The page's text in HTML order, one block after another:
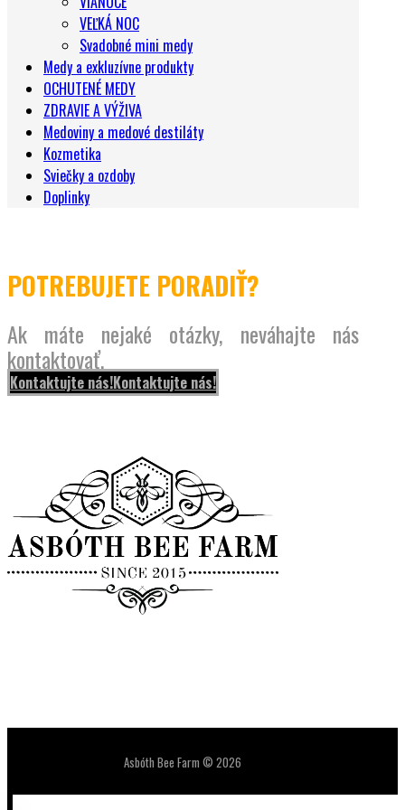
VEĽKÁ NOC
Svadobné mini medy
Medy a exkluzívne produkty
OCHUTENÉ MEDY
ZDRAVIE A VÝŽIVA
Medoviny a medové destiláty
Kozmetika
Sviečky a ozdoby
Doplinky
POTREBUJETE PORADIŤ?
Ak máte nejaké otázky, neváhajte nás
kontaktovať.
Kontaktujte nás!Kontaktujte nás!
Asbóth Bee Farm © 2026